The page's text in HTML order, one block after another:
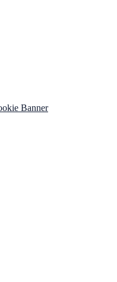
Banner